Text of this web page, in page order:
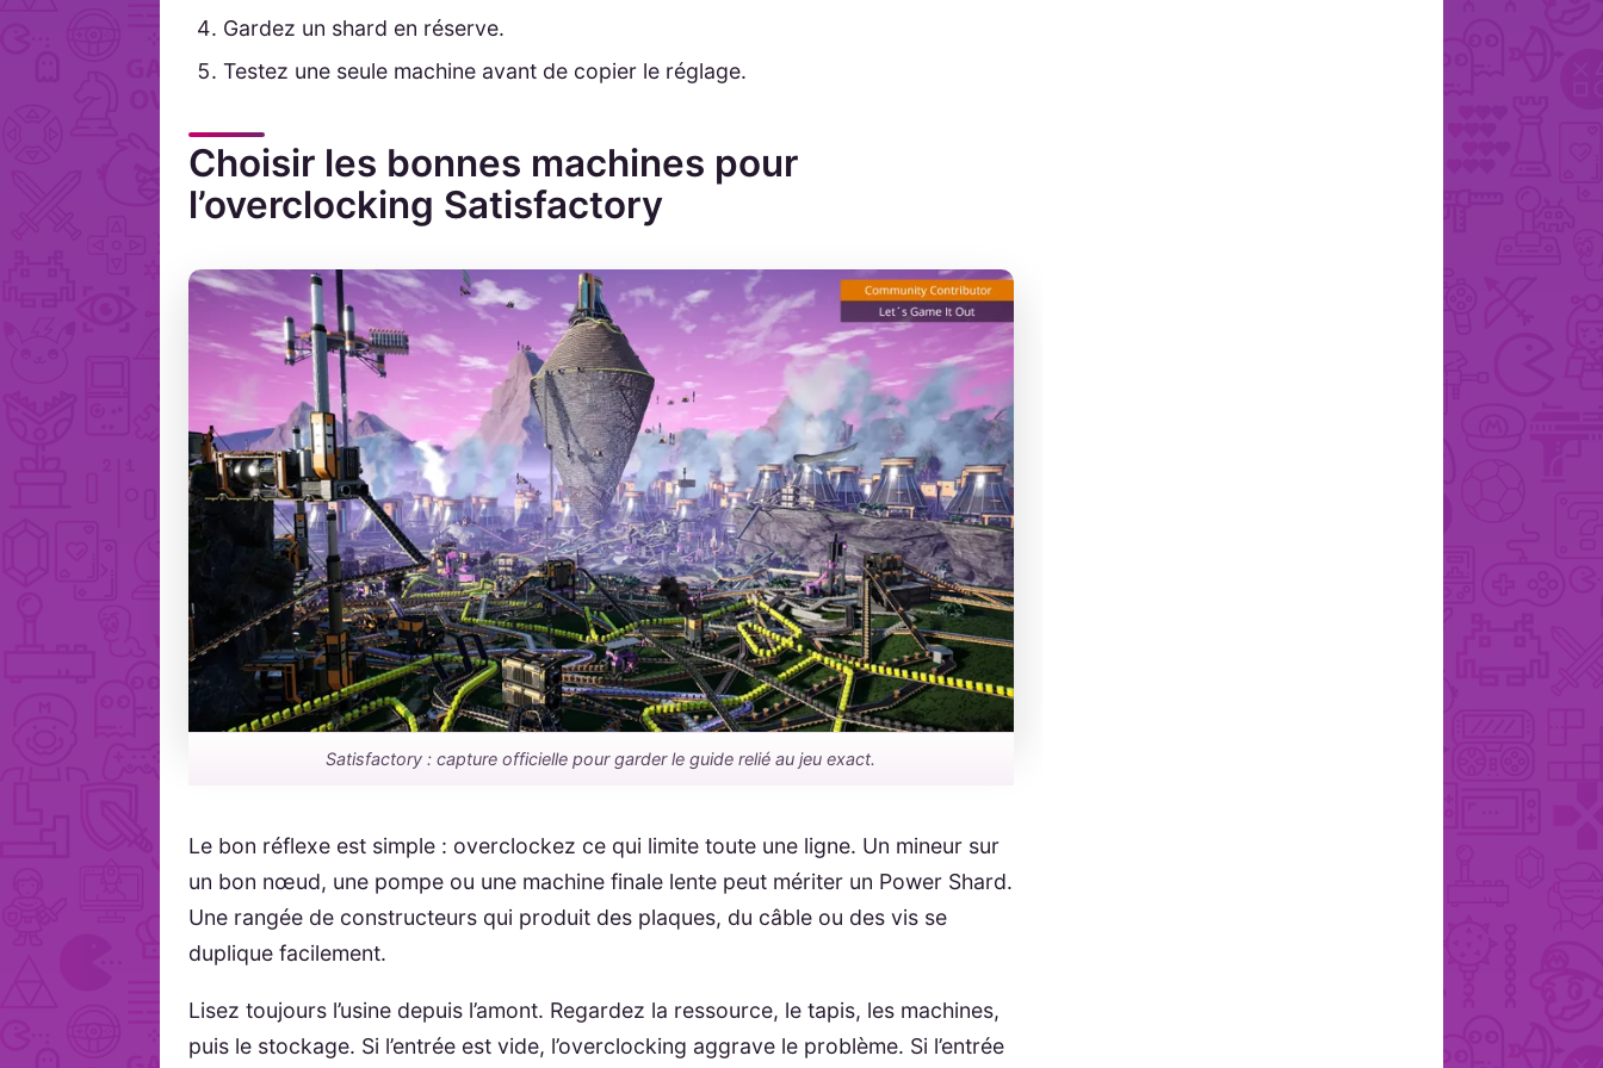
Gardez un shard en réserve.
Testez une seule machine avant de copier le réglage.
Choisir les bonnes machines pour
l’overclocking Satisfactory
Satisfactory : capture officielle pour garder le guide relié au jeu exact.
Le bon réflexe est simple : overclockez ce qui limite toute une ligne. Un mineur sur
un bon nœud, une pompe ou une machine finale lente peut mériter un Power Shard.
Une rangée de constructeurs qui produit des plaques, du câble ou des vis se
duplique facilement.
Lisez toujours l’usine depuis l’amont. Regardez la ressource, le tapis, les machines,
puis le stockage. Si l’entrée est vide, l’overclocking aggrave le problème. Si l’entrée